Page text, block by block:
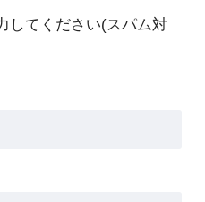
してください(スパム対